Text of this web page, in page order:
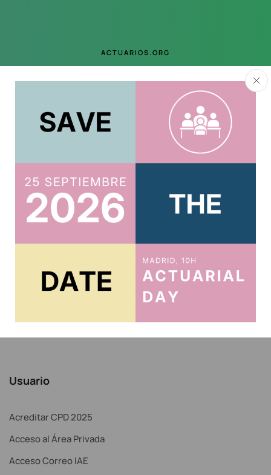
ACTUARIOS.ORG
Suscríbete al boletín
Te mantendremos al tanto de todo
Usuario
Acreditar CPD 2025
Acceso al Área Privada
Acceso Correo IAE